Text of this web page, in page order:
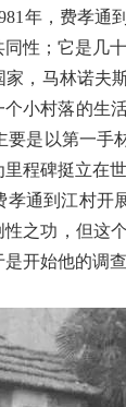
年，费孝通
性；它是几
，马林诺夫
个小村落的生
要是以第一手
程碑挺立在
孝通到江村开
之功，但这
开始他的调